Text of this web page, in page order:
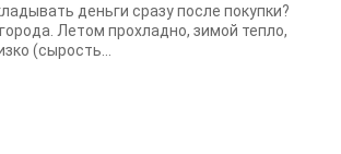
деньги сразу после покупки?
Летом прохладно, зимой тепло,
(сырость...